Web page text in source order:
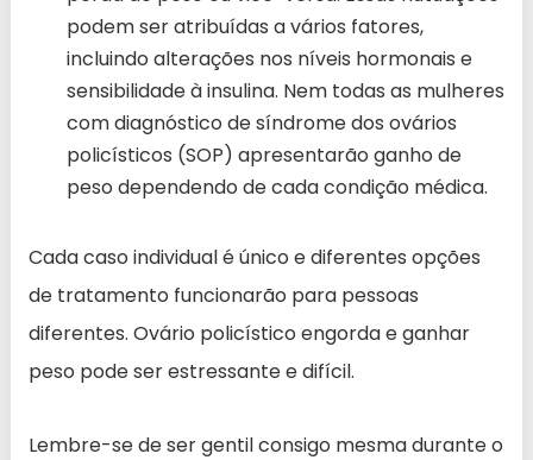
podem ser atribuídas a vários fatores,
incluindo alterações nos níveis hormonais e
sensibilidade à insulina. Nem todas as mulheres
com diagnóstico de síndrome dos ovários
policísticos (SOP) apresentarão ganho de
peso dependendo de cada condição médica.
Cada caso individual é único e diferentes opções
de tratamento funcionarão para pessoas
diferentes. Ovário policístico engorda e ganhar
peso pode ser estressante e difícil.
Lembre-se de ser gentil consigo mesma durante o